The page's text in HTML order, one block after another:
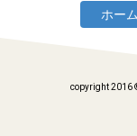
ホー
copyright 2016